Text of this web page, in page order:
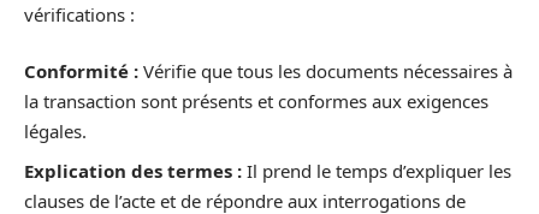
vérifications :
Conformité : Vérifie que tous les documents nécessaires à
la transaction sont présents et conformes aux exigences
légales.
Explication des termes : Il prend le temps d’expliquer les
clauses de l’acte et de répondre aux interrogations de